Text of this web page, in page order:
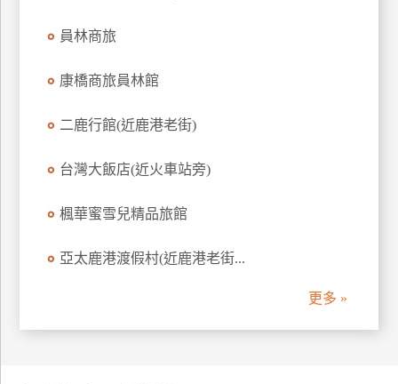
案
員林商旅
康橋商旅員林館
二鹿行館(近鹿港老街)
台灣大飯店(近火車站旁)
楓華蜜雪兒精品旅館
亞太鹿港渡假村(近鹿港老街...
更多 »